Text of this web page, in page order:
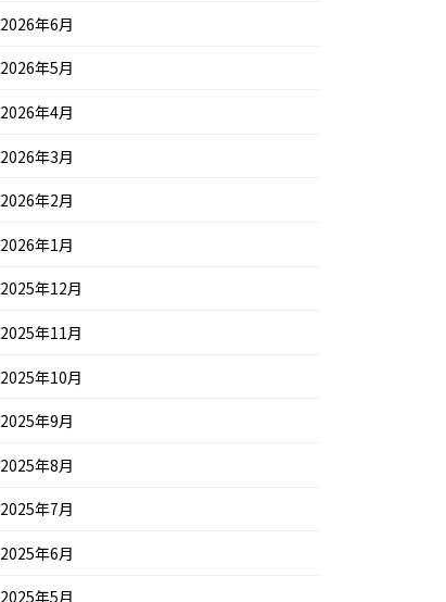
2026年6月
2026年5月
2026年4月
2026年3月
2026年2月
2026年1月
2025年12月
2025年11月
2025年10月
2025年9月
2025年8月
2025年7月
2025年6月
2025年5月